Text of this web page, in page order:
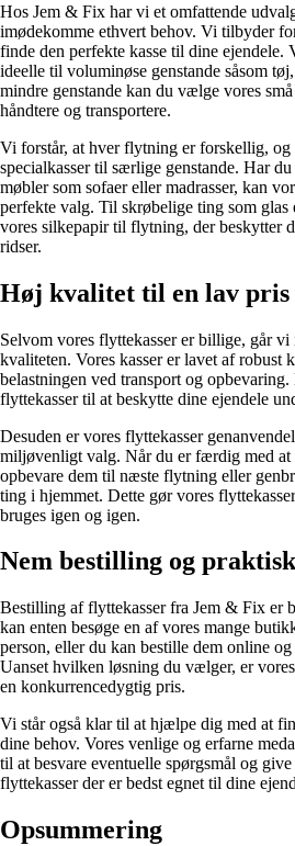
Hos Jem & Fix har vi et omfattende
imødekomme ethvert behov. Vi tilbyder
finde den perfekte kasse til dine ejendele.
ideelle til voluminøse genstande såsom
mindre genstande kan du vælge vores
håndtere og transportere.
Vi forstår, at hver flytning er forskellig,
specialkasser til særlige genstande. Har
møbler som sofaer eller madrasser, kan
perfekte valg. Til skrøbelige ting som
vores silkepapir til flytning, der beskytter
ridser.
Høj kvalitet til en lav pris
Selvom vores flyttekasser er billige, går
kvaliteten. Vores kasser er lavet af robust
belastningen ved transport og
flyttekasser til at beskytte dine ejendele
Desuden er vores flyttekasser
miljøvenligt valg. Når du er færdig med at
opbevare dem til næste flytning eller
ting i hjemmet. Dette gør vores
bruges igen og igen.
Nem bestilling og
Bestilling af flyttekasser fra Jem & Fix er
kan enten besøge en af vores mange
person, eller du kan bestille dem online
Uanset hvilken løsning du vælger, er
en konkurrencedygtig pris.
Vi står også klar til at hjælpe dig med at
dine behov. Vores venlige og erfarne
til at besvare eventuelle spørgsmål og
flyttekasser der er bedst egnet til dine
Opsummering